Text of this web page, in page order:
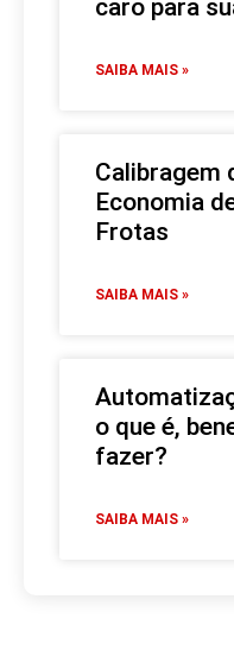
caro para
SAIBA MAIS »
Calibragem
Economia
Frotas
SAIBA MAIS »
o que é,
fazer?
SAIBA MAIS »